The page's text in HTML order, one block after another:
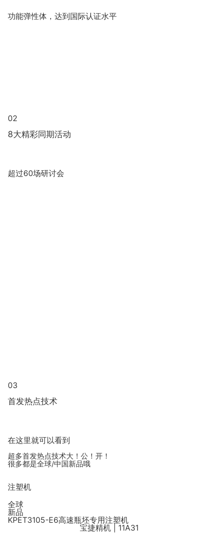
功能弹性体，达到国际认证水平
02
8大精彩同期活动
超过60场研讨会
03
首发热点技术
在这里就可以看到
超多首发热点技术大！公！开！
很多都是全球/中国新品哦
注塑机
全球
新品
KPET3105-E6高速瓶坯专用注塑机
宝捷精机 | 11A31